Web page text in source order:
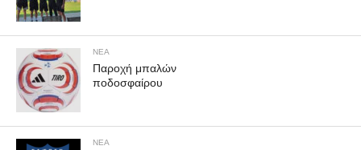
ΝΕΑ
Παροχή μπαλών
ποδοσφαίρου
ΝΕΑ